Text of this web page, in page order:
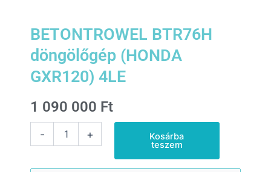
BETONTROWEL BTR76H
döngölőgép (HONDA
GXR120) 4LE
1 090 000 Ft
- + Kosárba
teszem